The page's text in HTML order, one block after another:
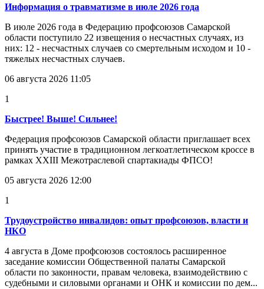
Информация о травматизме в июле 2026 года
В июле 2026 года в Федерацию профсоюзов Самарской
области поступило 22 извещения о несчастных случаях, из
них: 12 - несчастных случаев со смертельным исходом и 10 -
тяжелых несчастных случаев.
06 августа 2026 11:05
1
Быстрее! Выше! Сильнее!
Федерация профсоюзов Самарской области приглашает всех
принять участие в традиционном легкоатлетическом кроссе в
рамках XXIII Межотраслевой спартакиады ФПСО!
05 августа 2026 12:00
1
Трудоустройство инвалидов: опыт профсоюзов, власти и
НКО
4 августа в Доме профсоюзов состоялось расширенное
заседание комиссии Общественной палаты Самарской
области по законности, правам человека, взаимодействию с
судебными и силовыми органами и ОНК и комиссии по дем...